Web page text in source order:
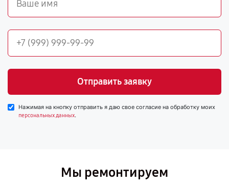
Отправить заявку
Нажимая на кнопку отправить я даю свое согласие на обработку моих
персональных данных.
Мы ремонтируем